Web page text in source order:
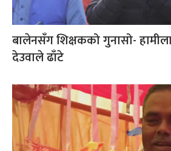
बालेनसँग शिक्षकको गुनासो-
देउवाले ढाँटे